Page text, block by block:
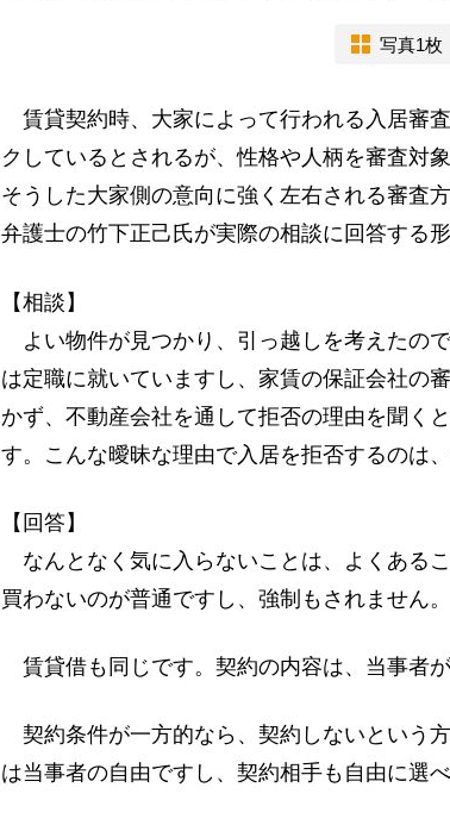
写真1枚
賃貸契約時、大家によって行われる入居審
クしているとされるが、性格や人柄を審査対
そうした大家側の意向に強く左右される審査
弁護士の竹下正己氏が実際の相談に回答する形
【相談】
よい物件が見つかり、引っ越しを考えたの
は定職に就いていますし、家賃の保証会社の
かず、不動産会社を通して拒否の理由を聞く
す。こんな曖昧な理由で入居を拒否するのは
【回答】
なんとなく気に入らないことは、よくある
買わないのが普通ですし、強制もされません。
賃貸借も同じです。契約の内容は、当事者が
契約条件が一方的なら、契約しないという
は当事者の自由ですし、契約相手も自由に選べ